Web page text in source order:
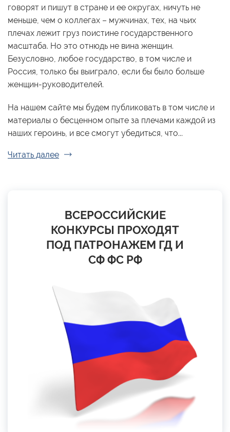
говорят и пишут в стране и ее округах, ничуть не
меньше, чем о коллегах – мужчинах, тех, на чьих
плечах лежит груз поистине государственного
масштаба. Но это отнюдь не вина женщин.
Безусловно, любое государство, в том числе и
Россия, только бы выиграло, если бы было больше
женщин-руководителей.
На нашем сайте мы будем публиковать в том числе и
материалы о бесценном опыте за плечами каждой из
наших героинь, и все смогут убедиться, что...
Читать далее
ВСЕРОССИЙСКИЕ
КОНКУРСЫ ПРОХОДЯТ
ПОД ПАТРОНАЖЕМ ГД И
СФ ФС РФ